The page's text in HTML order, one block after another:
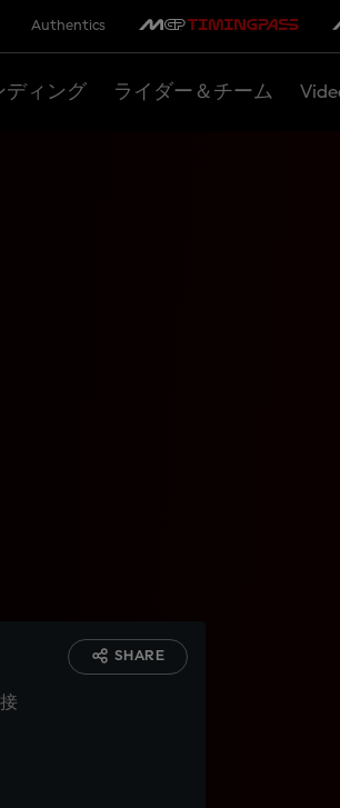
Authentics
ディング ライダー＆チーム
SHARE